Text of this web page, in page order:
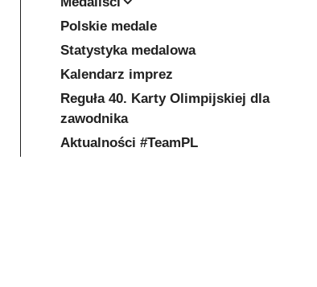
Polskie medale
Statystyka medalowa
Kalendarz imprez
Reguła 40. Karty Olimpijskiej dla
zawodnika
Aktualności #TeamPL